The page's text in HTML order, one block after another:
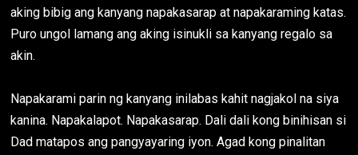
aking bibig ang kanyang napakasarap at napakaraming katas.
Puro ungol lamang ang aking isinukli sa kanyang regalo sa
akin.
Napakarami parin ng kanyang inilabas kahit nagjakol na siya
kanina. Napakalapot. Napakasarap. Dali dali kong binihisan si
Dad matapos ang pangyayaring iyon. Agad kong pinalitan